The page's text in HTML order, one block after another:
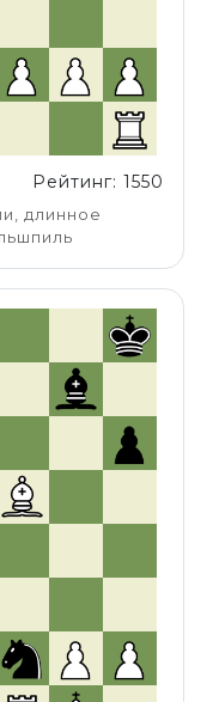
Рейтинг: 1550
длинное